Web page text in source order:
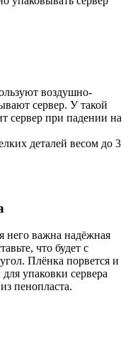
воздушно-
сервер. У такой
сервер при падении на
деталей весом до 3
него важна надёжная
что будет с
Плёнка порвется и
упаковки сервера
пенопласта.